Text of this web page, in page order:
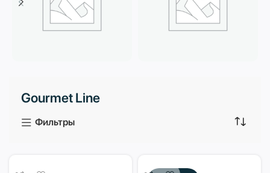
3 продукта
Gourmet Line
Фильтры